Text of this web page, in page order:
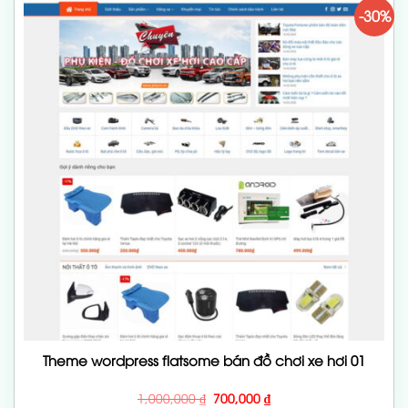
-30%
Theme wordpress flatsome bán đồ chơi xe hơi 01
1,000,000₫ Giá
700,000₫Giá